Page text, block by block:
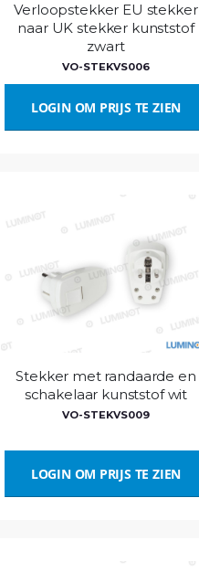
Verloopstekker EU stekker
naar UK stekker kunststof
zwart
VO-STEKVS006
LOGIN OM PRIJS TE ZIEN
Stekker met randaarde en
schakelaar kunststof wit
VO-STEKVS009
LOGIN OM PRIJS TE ZIEN